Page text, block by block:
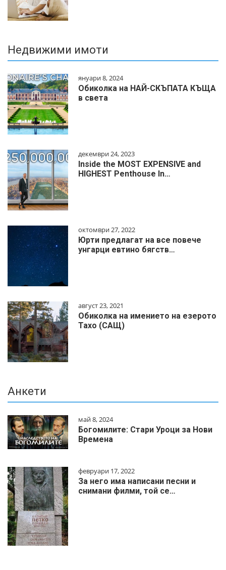
Недвижими имоти
януари 8, 2024
Обиколка на НАЙ-СКЪПАТА КЪЩА
в света
декември 24, 2023
Inside the MOST EXPENSIVE and
HIGHEST Penthouse In…
октомври 27, 2022
Юрти предлагат на все повече
унгарци евтино бягств…
август 23, 2021
Обиколка на имението на езерото
Тахо (САЩ)
Анкети
май 8, 2024
Богомилите: Стари Уроци за Нови
Времена
февруари 17, 2022
За него има написани песни и
снимани филми, той се…